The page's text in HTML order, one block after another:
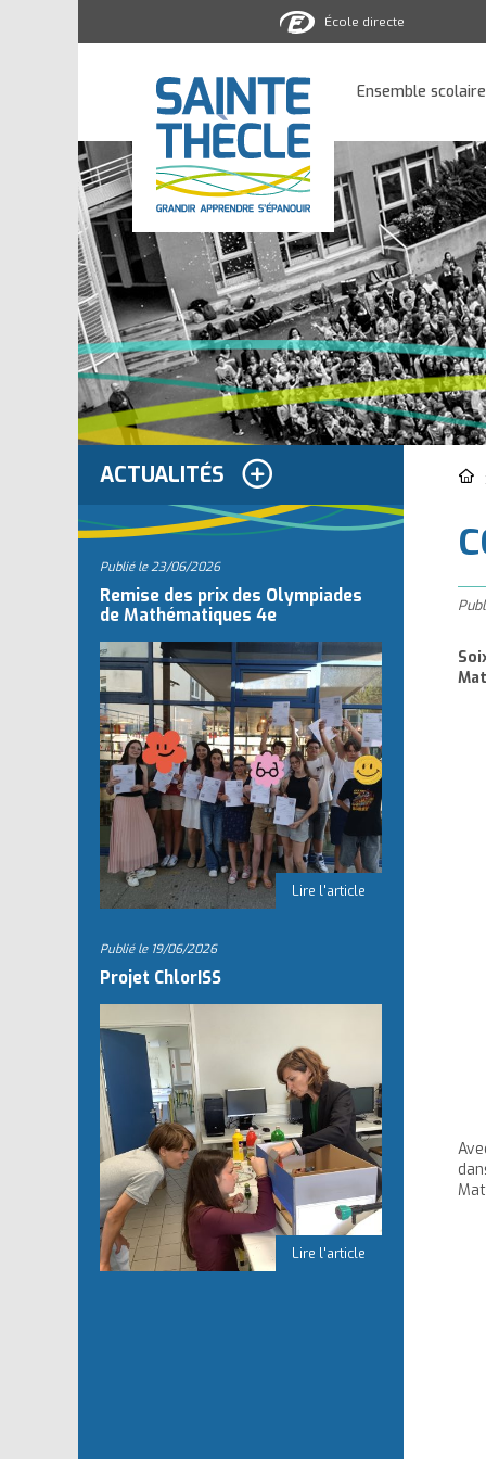
scolaire
Sainte-
Thècle
Ensemble scolaire
École directe
ACTUALITÉS
Publié le23/06/2026
Remise des prix des Olympiades
de Mathématiques 4e
Publié le 19/06/2026
Projet ChlorISS